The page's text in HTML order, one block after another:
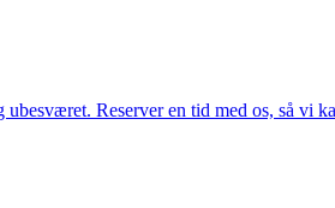
Reserver en tid med os, så vi